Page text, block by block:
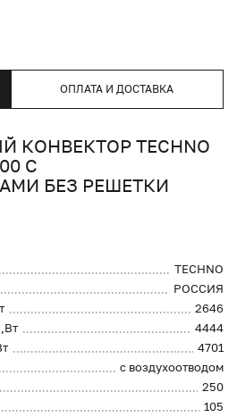
ОПЛАТА И ДОСТАВКА
КОНВЕКТОР TECHNO
С
БЕЗ РЕШЕТКИ
TECHNO
РОССИЯ
2646
4444
4701
с воздухоотводом
250
105